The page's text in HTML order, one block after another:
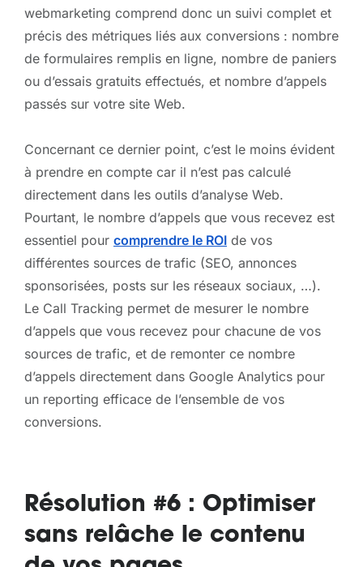
webmarketing comprend donc un suivi complet et
précis des métriques liés aux conversions : nombre
de formulaires remplis en ligne, nombre de paniers
ou d’essais gratuits effectués, et nombre d’appels
passés sur votre site Web.
Concernant ce dernier point, c’est le moins évident
à prendre en compte car il n’est pas calculé
directement dans les outils d’analyse Web.
Pourtant, le nombre d’appels que vous recevez est
essentiel pour comprendre le ROI de vos
différentes sources de trafic (SEO, annonces
sponsorisées, posts sur les réseaux sociaux, …).
Le Call Tracking permet de mesurer le nombre
d’appels que vous recevez pour chacune de vos
sources de trafic, et de remonter ce nombre
d’appels directement dans Google Analytics pour
un reporting efficace de l’ensemble de vos
conversions.
Résolution #6 : Optimiser
sans relâche le contenu